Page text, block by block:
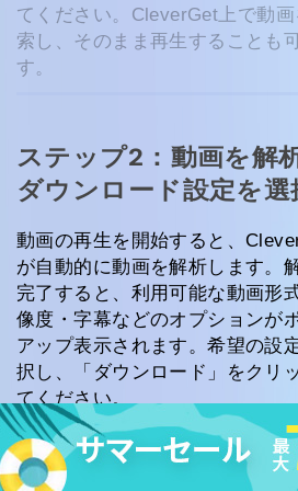
てください。CleverGet上で動画
索し、そのまま再生することも
す。
ステップ2：動画を解
ダウンロード設定を選
動画の再生を開始すると、
が自動的に動画を解析します。
完了すると、利用可能な動画形
像度・字幕などのオプションが
アップ表示されます。希望の設
択し、「ダウンロード」をクリ
てください。